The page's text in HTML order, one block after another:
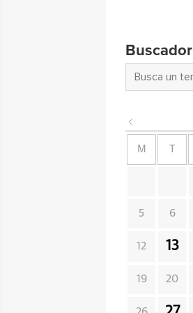
Buscador
M
5 6
12 13
19 20